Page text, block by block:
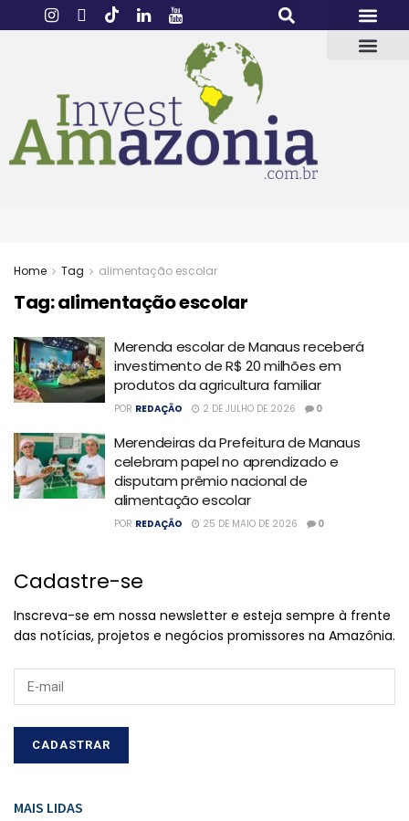
Home Tag alimentação escolar
Tag:alimentação escolar
Merenda escolar de Manaus receberá
investimento de R$ 20 milhões em
produtos da agricultura familiar
POR REDAÇÃO 2 DE JULHO DE 2026 0
Merendeiras da Prefeitura de Manaus
celebram papel no aprendizado e
disputam prêmio nacional de
alimentação escolar
POR REDAÇÃO 25 DE MAIO DE 2026 0
Cadastre-se
Inscreva-se em nossa newsletter e esteja sempre à frente
das notícias, projetos e negócios promissores na Amazônia.
MAIS LIDAS